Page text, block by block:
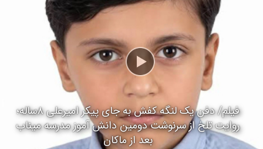
فیلم/ دفن یک لنگه کفش به جای پیکر امیرعلی ۸ساله؛
روایت تلخ از سرنوشت دومین دانش آموز مدرسه میناب
بعد از ماکان